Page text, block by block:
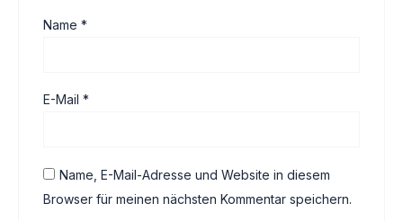
Name*
E-Mail*
Name, E-Mail-Adresse und Website in diesem
Browser für meinen nächsten Kommentar speichern.